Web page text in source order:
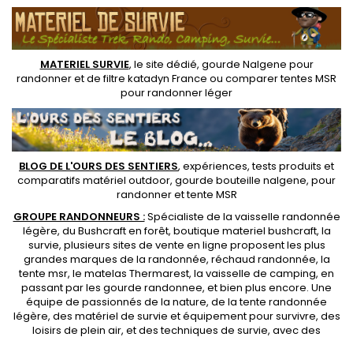
MATERIEL SURVIE, le site dédié, gourde Nalgene pour
randonneret defiltre katadyn France ou comparer tentes MSR
pour randonner léger
BLOG DE L'OURS DES SENTIERS, expériences, tests produits et
comparatifs matériel outdoor, gourde bouteille nalgene, pour
randonner ettente MSR
GROUPE RANDONNEURS :Spécialiste de la vaisselle randonnée
légère, du Bushcraft en forêt, boutique materiel bushcraft, la
survie, plusieurs sites de vente en ligne proposent les plus
grandes marques de la randonnée, réchaud randonnée, la
tente msr, le matelas Thermarest, la vaisselle de camping, en
passant par les gourde randonnee, et bien plus encore. Une
équipe de passionnés de la nature, de latente randonnée
légère, des matériel de survie et équipement pour survivre, des
loisirs de plein air, et des techniques de survie, avec des